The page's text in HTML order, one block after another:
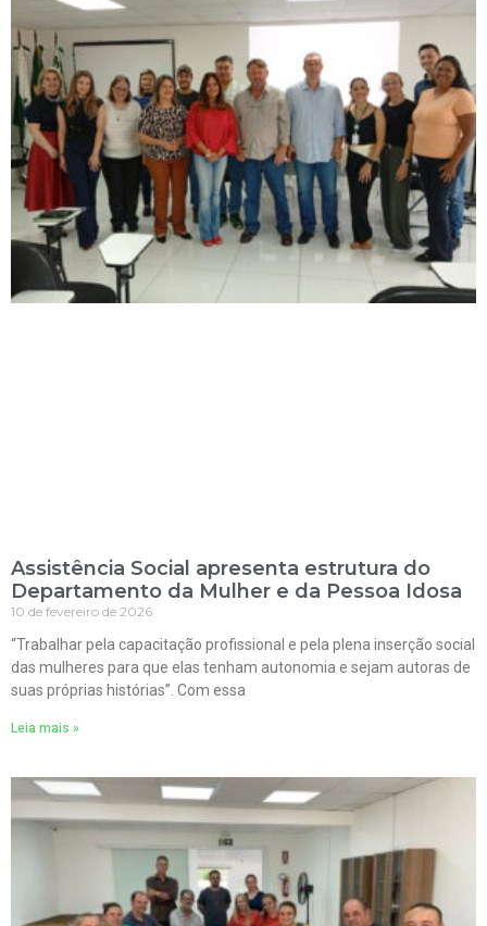
Assistência Social apresenta estrutura do
Departamento da Mulher e da Pessoa Idosa
10 de fevereiro de 2026
“Trabalhar pela capacitação profissional e pela plena inserção social
das mulheres para que elas tenham autonomia e sejam autoras de
suas próprias histórias”. Com essa
Leia mais »